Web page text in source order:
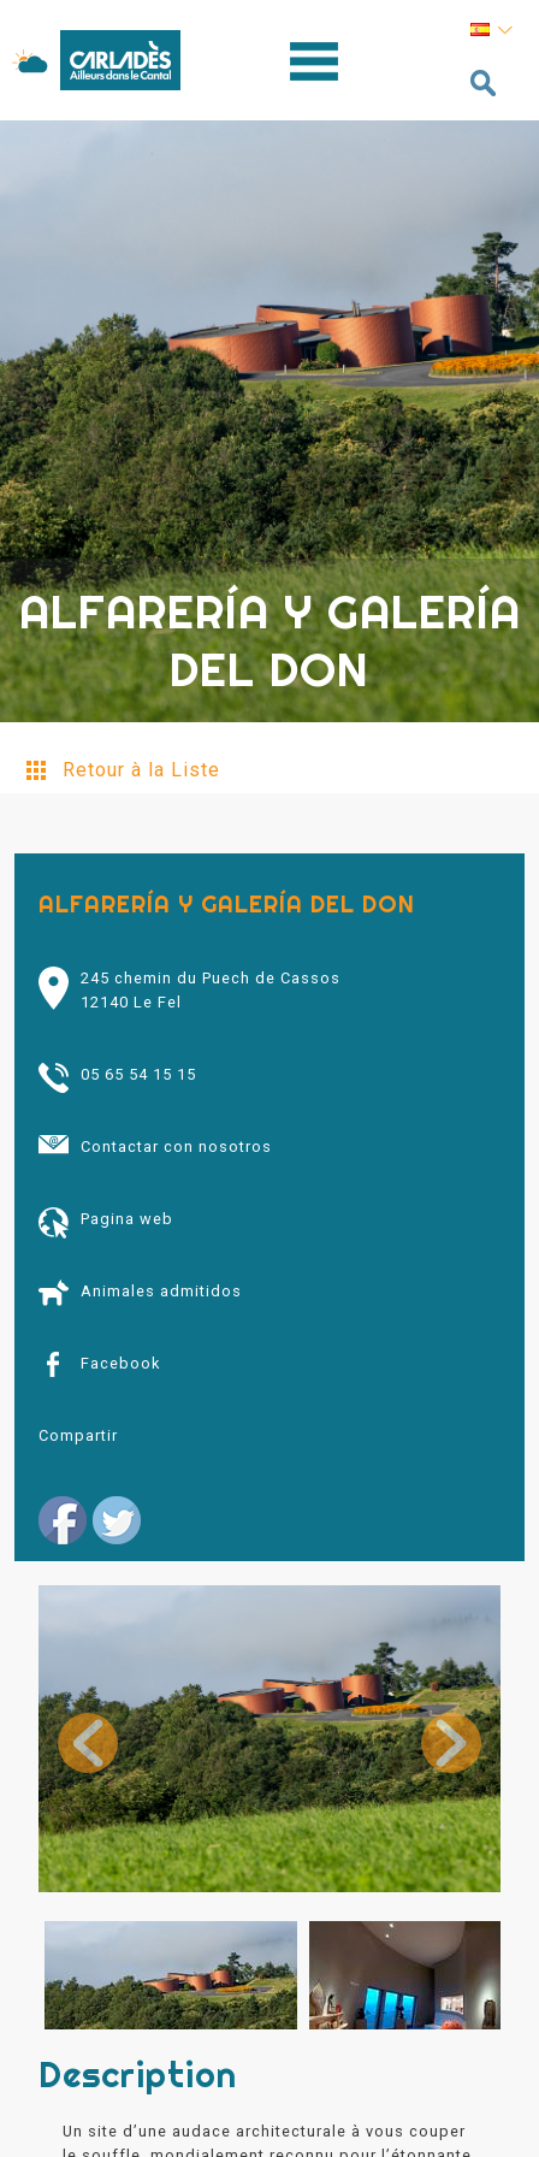
ALFARERÍA Y GALERÍA
DEL DON
Retour à la Liste
ALFARERÍA Y GALERÍA DEL DON
245 chemin du Puech de Cassos
12140 Le Fel
05 65 54 15 15
Contactar con nosotros
Pagina web
Animales admitidos
Facebook
Compartir
Description
Un site d’une audace architecturale à vous couper